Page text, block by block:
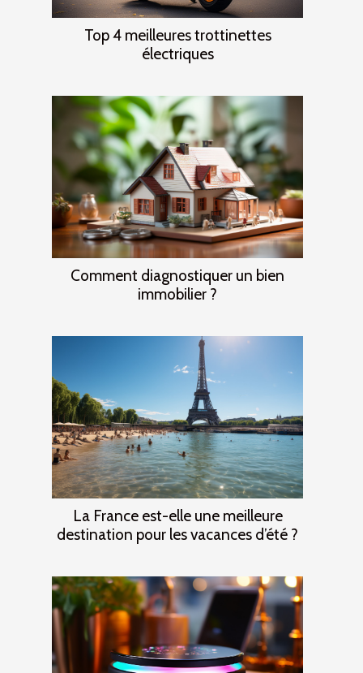
Top 4 meilleures trottinettes
électriques
Comment diagnostiquer un bien
immobilier ?
La France est-elle une meilleure
destination pour les vacances d’été ?